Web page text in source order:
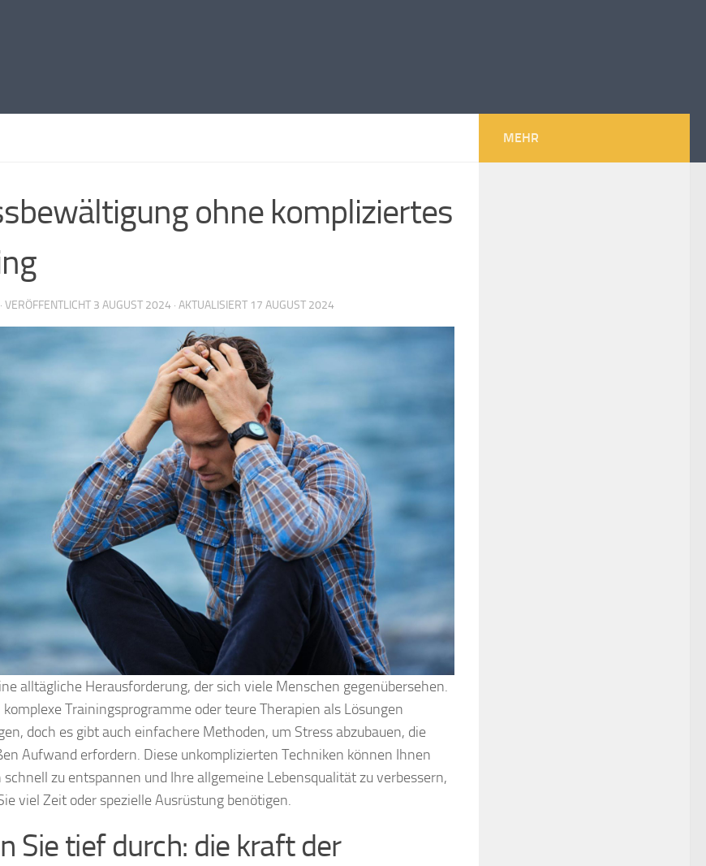
ohne kompliziertes
· VERÖFFENTLICHT 3 AUGUST 2024 · AKTUALISIERT 17 AUGUST 2024
alltägliche Herausforderung, der sich viele Menschen gegenübersehen.
Trainingsprogramme oder teure Therapien als Lösungen
doch es gibt auch einfachere Methoden, um Stress abzubauen, die
Aufwand erfordern. Diese unkomplizierten Techniken können Ihnen
schnell zu entspannen und Ihre allgemeine Lebensqualität zu verbessern,
viel Zeit oder spezielle Ausrüstung benötigen.
Sie tief durch: die kraft der
MEHR